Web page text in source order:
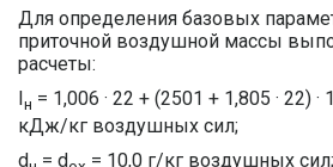
Для определения базовых
приточной воздушной массы
расчеты:
н = 1,006 · 22 + (2501 + 1,805 · 22)
кДж/кг воздушных сил;
d
= d
= 10,0 г/кг воздушных сил;